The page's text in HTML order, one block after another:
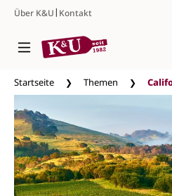
Zum Hauptinhalt springen
Über K&U| Kontakt
Startseite Themen